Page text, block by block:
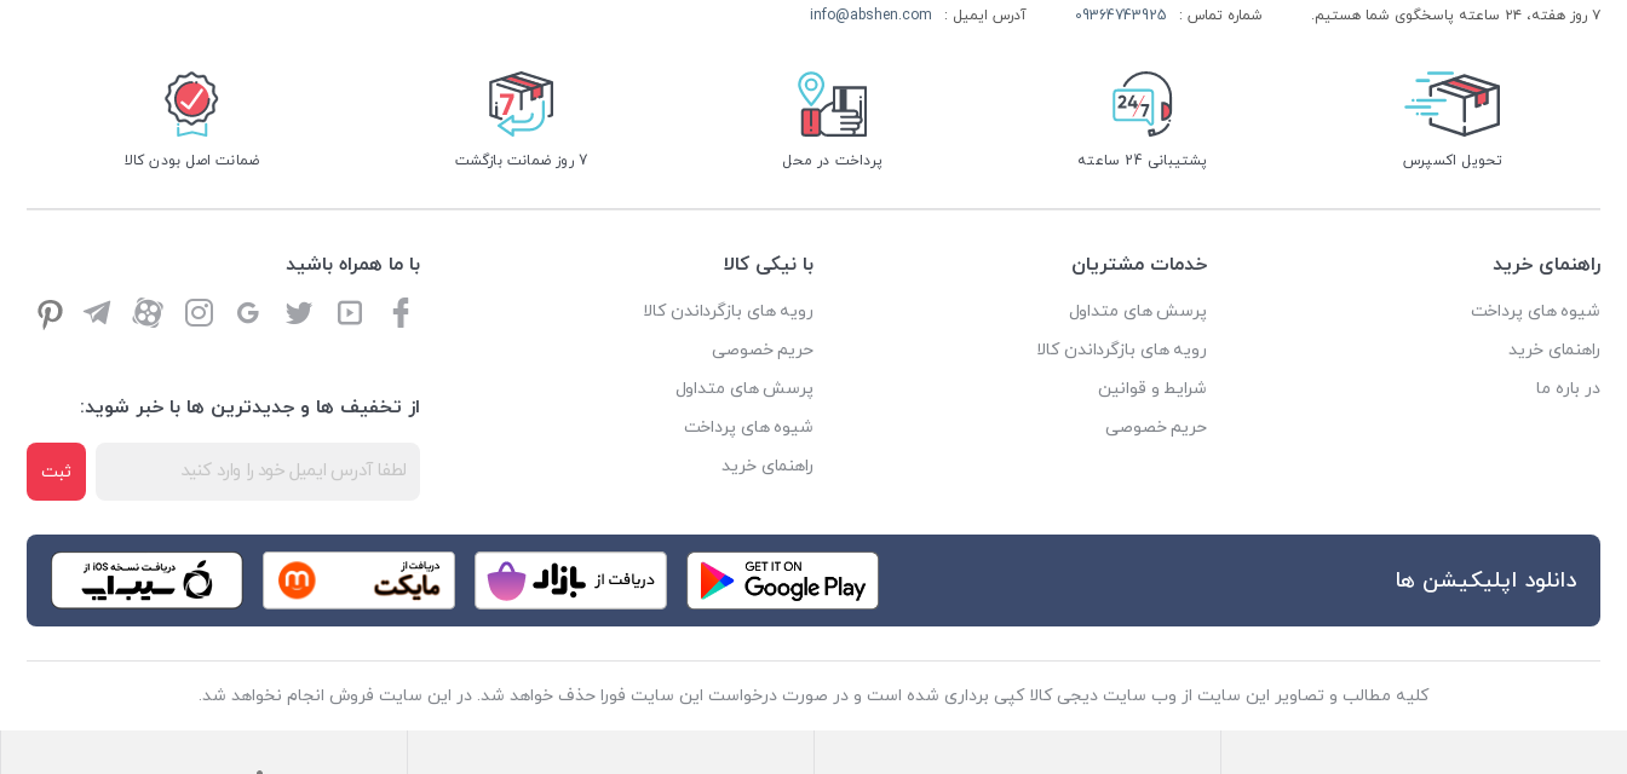
۷ روز هفته، ۲۴ ساعته پاسخگوی شما هستیم. شماره تماس : 09364743925 آدرس ایمیل : info@abshen.com
تحویل اکسپرس پشتیبانی 24 ساعته پرداخت در محل 7 روز ضمانت بازگشت ضمانت اصل بودن کالا
راهنمای خرید
شیوه های پرداخت
راهنمای خرید
در باره ما
خدمات مشتریان
پرسش های متداول
رویه های بازگرداندن کالا
شرایط و قوانین
حریم خصوصی
با نیکی کالا
رویه های بازگرداندن کالا
حریم خصوصی
پرسش های متداول
شیوه های پرداخت
راهنمای خرید
از تخفیف ها و جدیدترین ها با خبر شوید:
ثبت
با ما همراه باشید
دانلود اپلیکیشن ها
کلیه مطالب و تصاویر این سایت از وب سایت دیجی کالا کپی برداری شده است و در صورت درخواست این سایت فورا حذف خواهد شد. در این سایت فروش انجام نخواهد شد.